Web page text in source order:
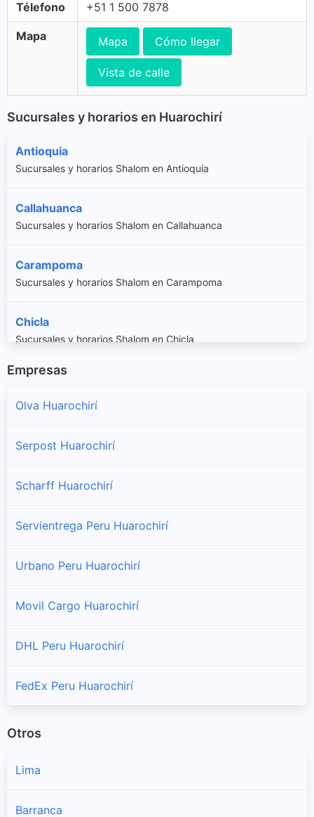
Télefono +51 1 500 7878
Mapa Mapa Cómo llegar
Vista de calle
Sucursales y horarios en Huarochirí
Antioquia
Sucursales y horarios Shalom en Antioquia
Callahuanca
Sucursales y horarios Shalom en Callahuanca
Carampoma
Sucursales y horarios Shalom en Carampoma
Chicla
Sucursales y horarios Shalom en Chicla
Cuenca
Sucursales y horarios Shalom en Huachupampa
Huanza
Sucursales y horarios Shalom en Huarochiri
Lahuaytambo
Sucursales y horarios Shalom en Langa
Sucursales y horarios Shalom en Laraos
Mariatana
Empresas
Olva Huarochirí
Serpost Huarochirí
Scharff Huarochirí
Servientrega Peru Huarochirí
Urbano Peru Huarochirí
Movil Cargo Huarochirí
DHL Peru Huarochirí
FedEx Peru Huarochirí
Otros
Lima
Barranca